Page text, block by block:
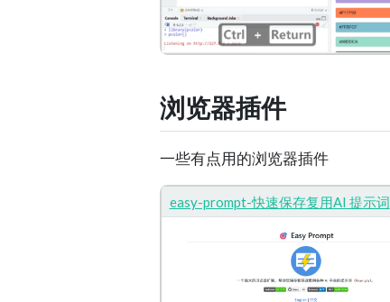
浏览器插件
一些有点用的浏览器插件
easy-prompt-快速保存复用AI 提示词